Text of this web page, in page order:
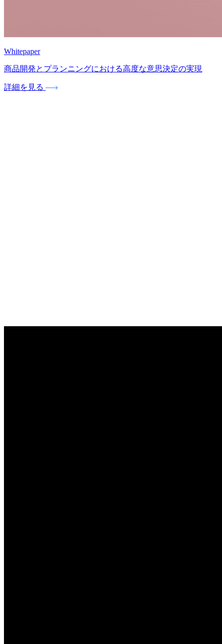
Whitepaper
商品開発とプランニングにおける高度な意思決定の実現
詳細を見る